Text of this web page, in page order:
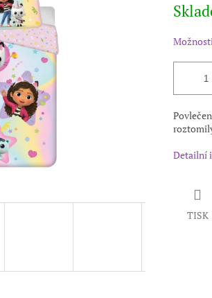
cena:
Detailní
TISK